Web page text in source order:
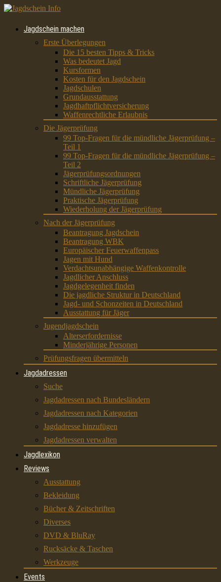
Jagdschein machen
Erste Überlegungen
Die 15 besten Tipps & Tricks
Was bedeutet Jagd
Kursformen
Kosten für den Jagdschein
Jagdschulen
Grundausstattung
Jagdhaftpflichtversicherung
Waffenrechtliche Erlaubnis
Die Jägerprüfung
99 Top-Fragen für die mündliche Jägerprüfung –
Teil 1
99 Top-Fragen für die mündliche Jägerprüfung –
Teil 2
Jägerprüfungsordnungen
Schriftliche Jägerprüfung
Mündliche Jägerprüfung
Praktische Jägerprüfung
Wiederholung der Jägerprüfung
Nach der Jägerprüfung
Beantragung Jagdschein
Beantragung WBK
Europäischer Feuerwaffenpass
Jagen mit Hund
Verdachtsunabhängige Waffenkontrolle
Jagdlicher Anschluss
Jagdgelegenheit finden
Die jagdliche Struktur in Deutschland
Jagd- und Schonzeiten in Deutschland
Ausstattung für Jäger
Jugendjagdschein
Alterserfordernisse
Minderjährige Personen
Prüfungsfragen übermitteln
Jagdadressen
Suche
Jagdadressen nach Bundesländern
Jagdadressen nach Kategorien
Jagdadresse hinzufügen
Jagdadressen verwalten
Jagdlexikon
Reviews
Ausstattung
Bekleidung
Bücher & Zeitschriften
Diverses
DVD & BluRay
Rucksäcke & Taschen
Werkzeuge
Events